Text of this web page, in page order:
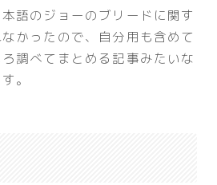
語のジョーのブリードに関す
かったので、自分用も含めて
調べてまとめる記事みたいな
。